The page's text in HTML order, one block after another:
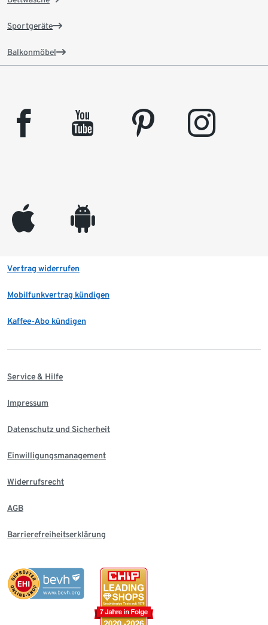
Sportgeräte
Balkonmöbel
facebook youtube pinterest instagram
appleinc android
Vertrag widerrufen
Mobilfunkvertrag kündigen
Kaffee-Abo kündigen
Service & Hilfe
Impressum
Datenschutz und Sicherheit
Einwilligungsmanagement
Widerrufsrecht
AGB
Barrierefreiheitserklärung